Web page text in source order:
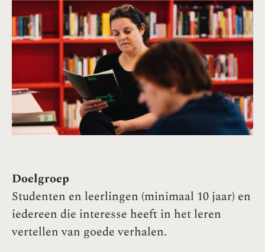
Doelgroep
Studenten en leerlingen (minimaal 10 jaar) en
iedereen die interesse heeft in het leren
vertellen van goede verhalen.